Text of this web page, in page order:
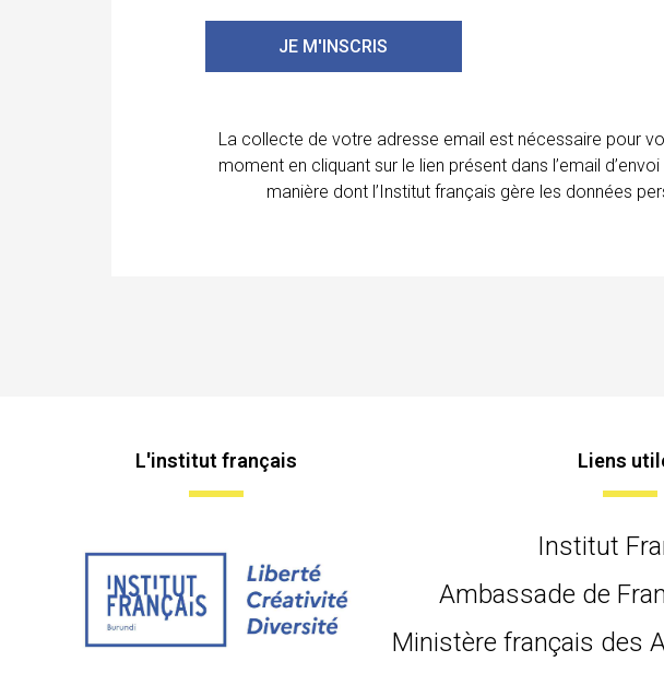
JE M'INSCRIS
La collecte de votre adresse email est nécessaire pour
moment en cliquant sur le lien présent dans l’email
manière dont l’Institut français gère les données
L'institut français Liens
Institut
Ambassade de
Ministère français des